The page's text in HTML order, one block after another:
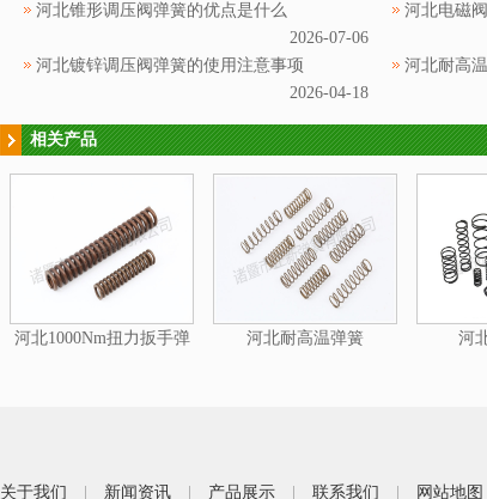
河北锥形调压阀弹簧的优点是什么
2026-07-06
河北电磁
河北镀锌调压阀弹簧的使用注意事项
2026-04-18
河北耐高
相关产品
河北1000Nm扭力扳手弹
河北耐高温弹簧 河
关于我们 新闻资讯 产品展示 联系我们 网站地图